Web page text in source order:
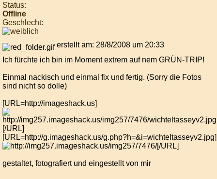
Status:
Offline
Geschlecht:
erstellt am: 28/8/2008 um 20:33
Ich fürchte ich bin im Moment extrem auf nem GRÜN-TRIP!
Einmal nackisch und einmal fix und fertig. (Sorry die Fotos
sind nicht so dolle)
[URL=http://imageshack.us]
[/URL]
[URL=http://g.imageshack.us/g.php?h=&i=wichteltasseyv2.jpg]
[/URL]
gestaltet, fotografiert und eingestellt von mir